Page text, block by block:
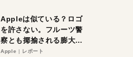
Appleは似ている？ロゴ
を許さない。フルーツ警
察とも揶揄される膨大な
異議申し立て。対象は非
Apple レポート